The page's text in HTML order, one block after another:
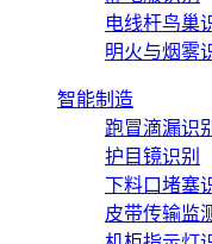
电线杆鸟巢
明火与烟雾
智能制造
跑冒滴漏识
护目镜识别
下料口堵塞
皮带传输监